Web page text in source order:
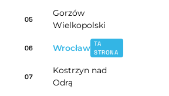
05
Gorzów
Wielkopolski
06 Wrocław TA
STRONA
07
Kostrzyn nad
Odrą